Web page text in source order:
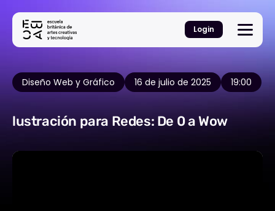
Login
Diseño Web y Gráfico 16 de julio de 2025 19:00
lustración para Redes: De 0 a Wow